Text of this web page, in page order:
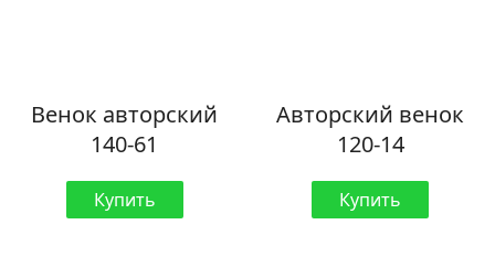
Венок авторский
140-61
Купить
Авторский венок
120-14
Купить